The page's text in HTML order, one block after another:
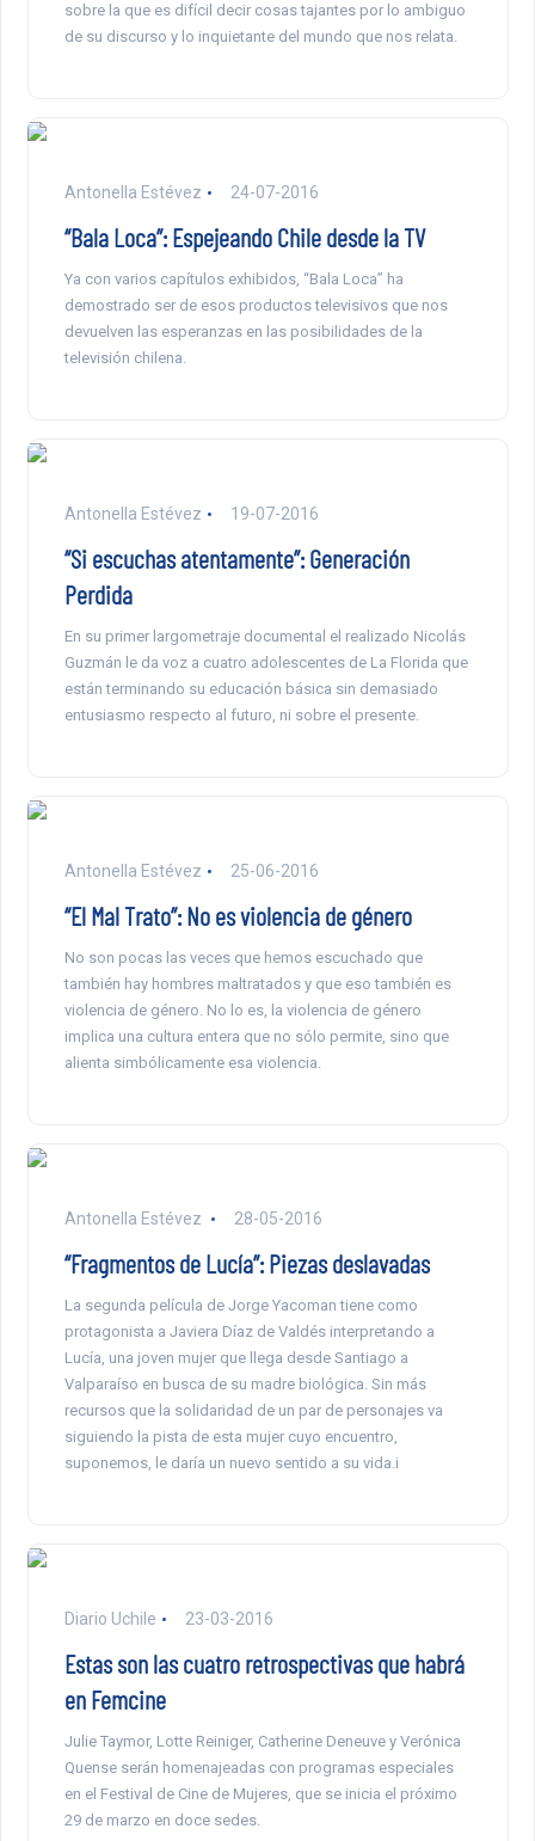
sobre la que es difícil decir cosas tajantes por lo ambiguo
de su discurso y lo inquietante del mundo que nos relata.
Antonella Estévez 24-07-2016
“Bala Loca”: Espejeando Chile desde la TV
Ya con varios capítulos exhibidos, “Bala Loca” ha
demostrado ser de esos productos televisivos que nos
devuelven las esperanzas en las posibilidades de la
televisión chilena.
Antonella Estévez 19-07-2016
“Si escuchas atentamente”: Generación
Perdida
En su primer largometraje documental el realizado Nicolás
Guzmán le da voz a cuatro adolescentes de La Florida que
están terminando su educación básica sin demasiado
entusiasmo respecto al futuro, ni sobre el presente.
Antonella Estévez 25-06-2016
“El Mal Trato”: No es violencia de género
No son pocas las veces que hemos escuchado que
también hay hombres maltratados y que eso también es
violencia de género. No lo es, la violencia de género
implica una cultura entera que no sólo permite, sino que
alienta simbólicamente esa violencia.
Antonella Estévez 28-05-2016
“Fragmentos de Lucía”: Piezas deslavadas
La segunda película de Jorge Yacoman tiene como
protagonista a Javiera Díaz de Valdés interpretando a
Lucía, una joven mujer que llega desde Santiago a
Valparaíso en busca de su madre biológica. Sin más
recursos que la solidaridad de un par de personajes va
siguiendo la pista de esta mujer cuyo encuentro,
suponemos, le daría un nuevo sentido a su vida.i
Diario Uchile 23-03-2016
Estas son las cuatro retrospectivas que habrá
en Femcine
Julie Taymor, Lotte Reiniger, Catherine Deneuve y Verónica
Quense serán homenajeadas con programas especiales
en el Festival de Cine de Mujeres, que se inicia el próximo
29 de marzo en doce sedes.